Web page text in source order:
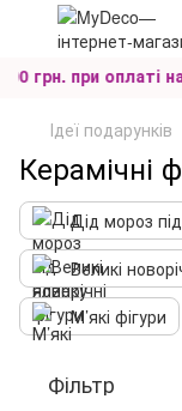
при оплаті на
Ідеї подарунків
Керамічні
Дід мороз
Великі
М’які фігури
Фільтр